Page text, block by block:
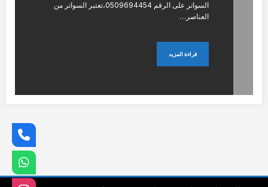
السواتر على الرقم 0509694454،تعتبر السواتر من
العناصر…
قراءة المزيد